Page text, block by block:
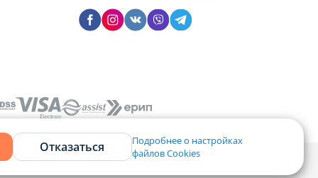
Отказаться
Подробнее о настройках
файлов Cookies